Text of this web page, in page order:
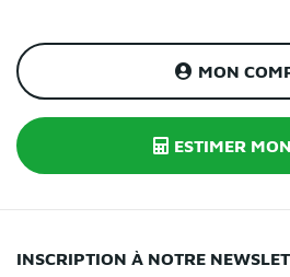
MON
ESTIMER
INSCRIPTION À NOTRE